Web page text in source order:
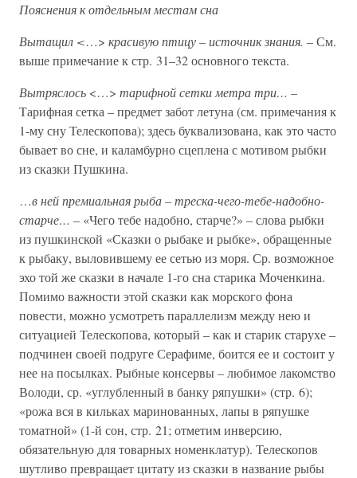
Пояснения к отдельным местам сна
Вытащил <…> красивую птицу – источник знания. – См.
выше примечание к стр. 31–32 основного текста.
Вытряслось <…> тарифной сетки метра три… –
Тарифная сетка – предмет забот летуна (см. примечания к
1-му сну Телескопова); здесь буквализована, как это часто
бывает во сне, и каламбурно сцеплена с мотивом рыбки
из сказки Пушкина.
…в ней премиальная рыба – треска-чего-тебе-надобно-
старче… – «Чего тебе надобно, старче?» – слова рыбки
из пушкинской «Сказки о рыбаке и рыбке», обращенные
к рыбаку, выловившему ее сетью из моря. Ср. возможное
эхо той же сказки в начале 1-го сна старика Моченкина.
Помимо важности этой сказки как морского фона
повести, можно усмотреть параллелизм между нею и
ситуацией Телескопова, который – как и старик старухе –
подчинен своей подруге Серафиме, боится ее и состоит у
нее на посылках. Рыбные консервы – любимое лакомство
Володи, ср. «углубленный в банку ряпушки» (стр. 6);
«рожа вся в кильках маринованных, лапы в ряпушке
томатной» (1-й сон, стр. 21; отметим инверсию,
обязательную для товарных номенклатур). Телескопов
шутливо превращает цитату из сказки в название рыбы